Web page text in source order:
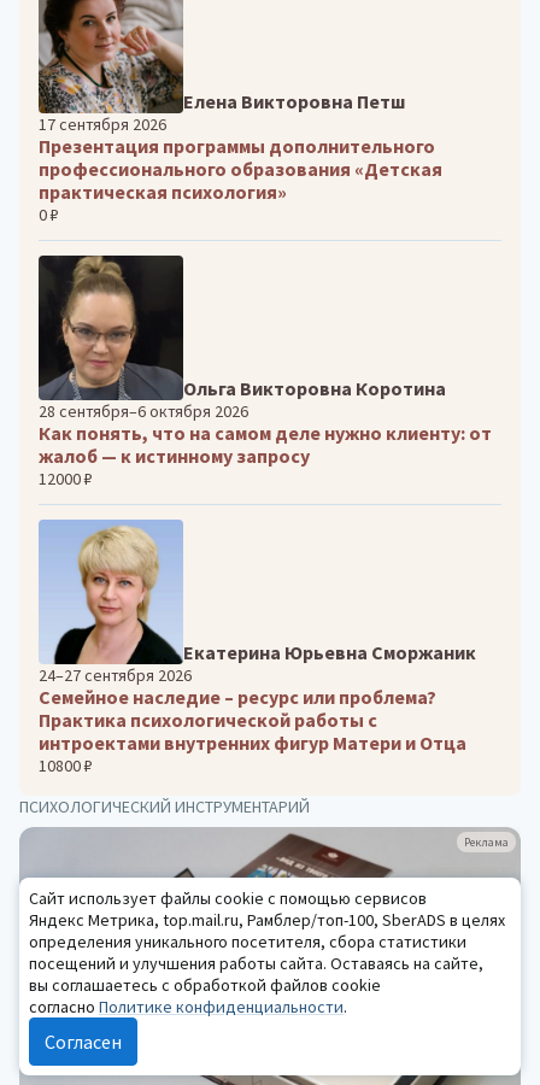
Елена Викторовна Петш
17 сентября 2026
Презентация программы дополнительного
профессионального образования «Детская
практическая психология»
0 ₽
Ольга Викторовна Коротина
28 сентября–6 октября 2026
Как понять, что на самом деле нужно клиенту: от
жалоб — к истинному запросу
12000 ₽
Екатерина Юрьевна Сморжаник
24–27 сентября 2026
Семейное наследие – ресурс или проблема?
Практика психологической работы с
интроектами внутренних фигур Матери и Отца
10800 ₽
ПСИХОЛОГИЧЕСКИЙ ИНСТРУМЕНТАРИЙ
Реклама
Сайт использует файлы cookie с помощью сервисов
Яндекс Метрика, top.mail.ru, Рамблер/топ-100, SberADS в целях
определения уникального посетителя, сбора статистики
посещений и улучшения работы сайта. Оставаясь на сайте,
вы соглашаетесь с обработкой файлов cookie
согласно Политике конфиденциальности.
Согласен